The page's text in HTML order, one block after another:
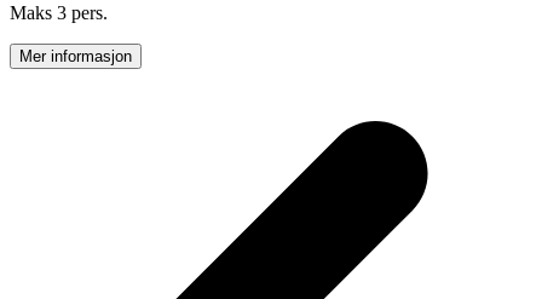
Maks 3 pers.
Mer informasjon